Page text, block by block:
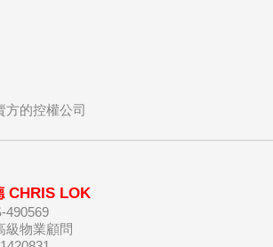
方的控權公司
CHRIS LOK
490569
級物業顧問